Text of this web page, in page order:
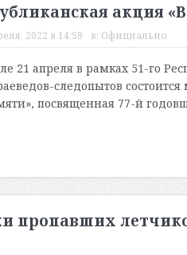
акция
2022 в 14:59 в: Официально
21 апреля в рамках 51-го
следопытов
посвященная 77-й
пропавших